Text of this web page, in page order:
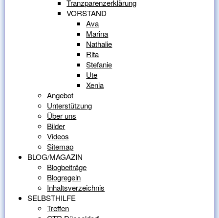
Tranzparenzerklärung
VORSTAND
Ava
Marina
Nathalie
Rita
Stefanie
Ute
Xenia
Angebot
Unterstützung
Über uns
Bilder
Videos
Sitemap
BLOG/MAGAZIN
Blogbeiträge
Blogregeln
Inhaltsverzeichnis
SELBSTHILFE
Treffen